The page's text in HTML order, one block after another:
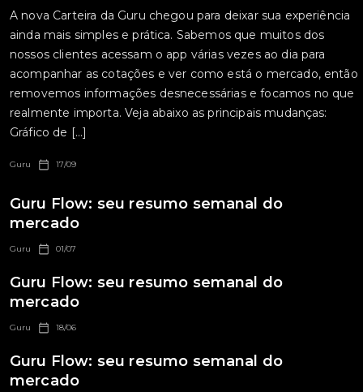
A nova Carteira da Guru chegou para deixar sua experiência
ainda mais simples e prática. Sabemos que muitos dos
nossos clientes acessam o app várias vezes ao dia para
acompanhar as cotações e ver como está o mercado, então
removemos informações desnecessárias e focamos no que
realmente importa. Veja abaixo as principais mudanças:
Gráfico de […]
Guru 17/09
Guru Flow: seu resumo semanal do
mercado
Guru 01/07
Guru Flow: seu resumo semanal do
mercado
Guru 18/06
Guru Flow: seu resumo semanal do
mercado